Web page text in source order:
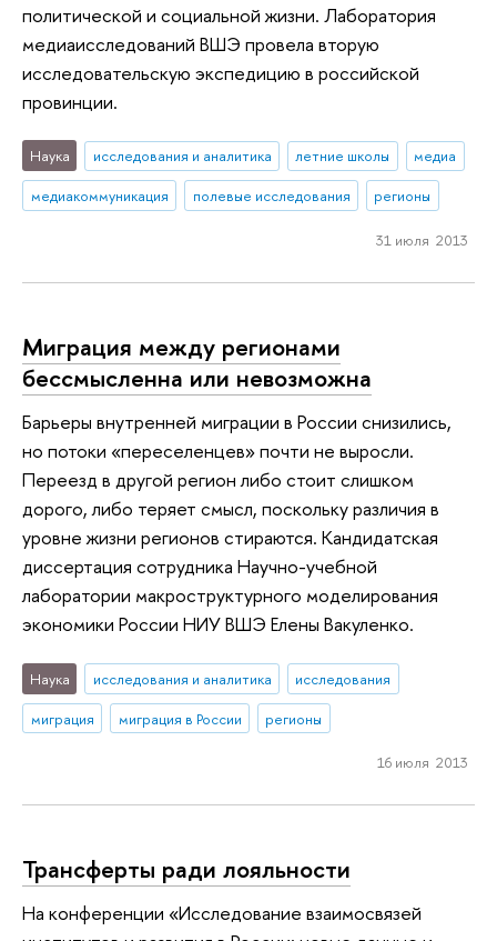
политической и социальной жизни. Лаборатория
медиаисследований ВШЭ провела вторую
исследовательскую экспедицию в российской
провинции.
Наука исследования и аналитика летние школы
медиа
медиакоммуникация
полевые исследования регионы
31 июля 2013
Миграция между регионами
бессмысленна или невозможна
Барьеры внутренней миграции в России снизились,
но потоки «переселенцев» почти не выросли.
Переезд в другой регион либо стоит слишком
дорого, либо теряет смысл, поскольку различия в
уровне жизни регионов стираются. Кандидатская
диссертация сотрудника Научно-учебной
лаборатории макроструктурного моделирования
экономики России НИУ ВШЭ Елены Вакуленко.
Наука исследования и аналитика
исследования
миграция
миграция в России регионы
16 июля 2013
Трансферты ради лояльности
На конференции «Исследование взаимосвязей